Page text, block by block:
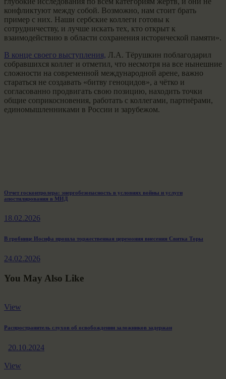
конфликтуют между собой. Возможно, нам стоит брать
пример с них. Наши сербские коллеги готовы к
сотрудничеству, и лучше искать тех, кто открыт к
взаимодействию в области сохранения исторической памяти».
В конце своего выступления, Л.А. Тёрушкин поблагодарил
собравшихся коллег и отметил, что несмотря на все нынешние
сложности на современной международной арене, важно
стараться не создавать «битву геноцидов», а чётко и
согласованно продвигать свою позицию, находить точки
общие соприкосновения, работать с коллегами, партнёрами,
единомышленниками в России и зарубежом.
Навигация
записям
Previous
post:
Отчет госконтролера: энергобезопасность в условиях войны и услуги
апостилирования в МИД
18.02.2026
Next
В гробнице Иосифа прошла торжественная церемония внесения Свитка Торы
24.02.2026
You May Also Like
View
Распространитель слухов об освобождении заложников задержан
20.10.2024
View